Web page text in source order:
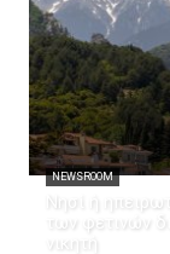
NEWSROOM
Νησί ή
των φετινών
νικητή